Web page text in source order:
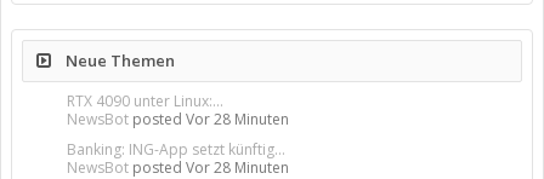
Neue Themen
RTX 4090 unter Linux:...
NewsBot posted Vor 28 Minuten
Banking: ING-App setzt künftig...
NewsBot posted Vor 28 Minuten